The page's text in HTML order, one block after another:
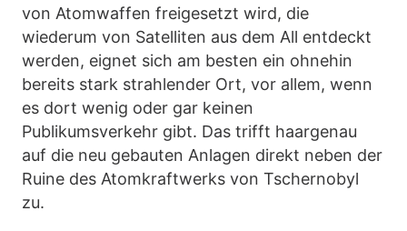
von Atomwaffen freigesetzt wird, die
wiederum von Satelliten aus dem All entdeckt
werden, eignet sich am besten ein ohnehin
bereits stark strahlender Ort, vor allem, wenn
es dort wenig oder gar keinen
Publikumsverkehr gibt. Das trifft haargenau
auf die neu gebauten Anlagen direkt neben der
Ruine des Atomkraftwerks von Tschernobyl
zu.